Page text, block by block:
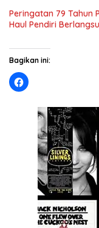
Peringatan 79 Tahun
Haul Pendiri
Bagikan ini: